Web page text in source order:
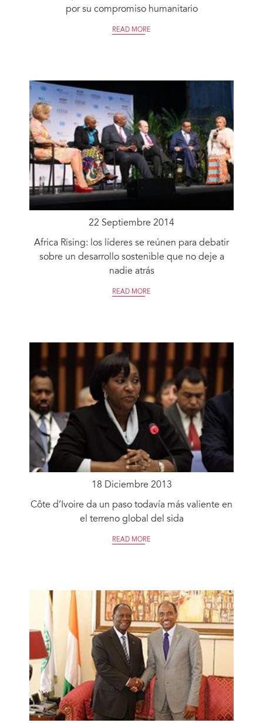
por su compromiso humanitario
READ MORE
22 Septiembre 2014
Africa Rising: los líderes se reúnen para debatir
sobre un desarrollo sostenible que no deje a
nadie atrás
READ MORE
18 Diciembre 2013
Côte d’Ivoire da un paso todavía más valiente en
el terreno global del sida
READ MORE